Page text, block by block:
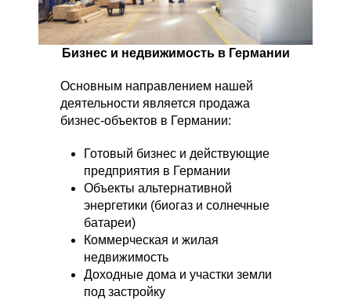
Бизнес и недвижимость в Германии
Основным направлением нашей
деятельности является продажа
бизнес-объектов в Германии:
Готовый бизнес и действующие
предприятия в Германии
Объекты альтернативной
энергетики (биогаз и солнечные
батареи)
Коммерческая и жилая
недвижимость
Доходные дома и участки земли
под застройку